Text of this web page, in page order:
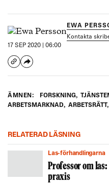
EWA
Kontakta
17 SEP 2020 | 06:00
ÄMNEN: FORSKNING,
ARBETSMARKNAD, ARBETSRÄTT,
RELATERAD LÄSNING
Las-förhandlingarna
Professor om
praxis